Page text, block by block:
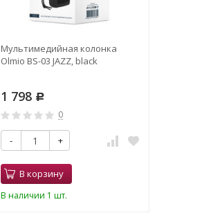
Мультимедийная колонка
Olmio BS-03 JAZZ, black
1 798 Р
0
- +
В корзину
В наличии 1 шт.